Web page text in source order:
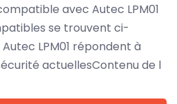
avec Autec LPM01
se trouvent ci-
LPM01 répondent à
actuellesContenu de l